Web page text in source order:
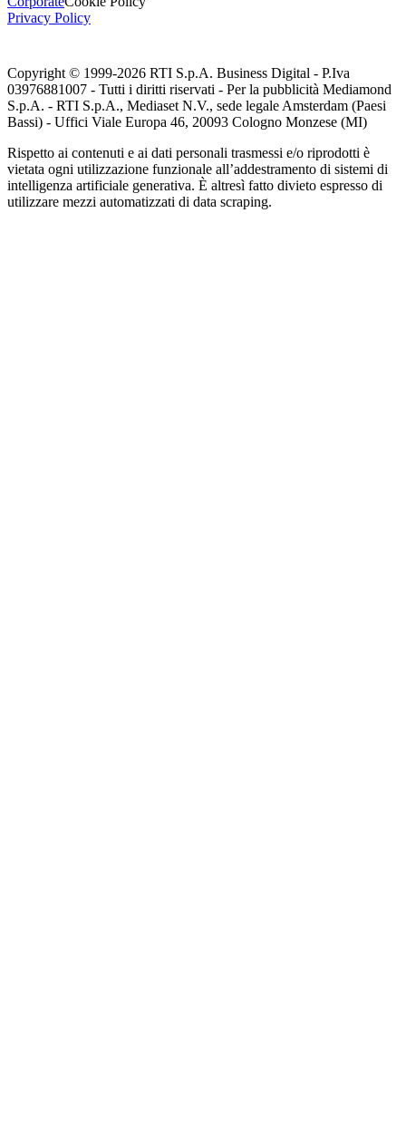
Privacy Policy
Copyright © 1999-2026 RTI S.p.A. Business Digital - P.Iva
03976881007 - Tutti i diritti riservati - Per la pubblicità Mediamond
S.p.A. - RTI S.p.A., Mediaset N.V., sede legale Amsterdam (Paesi
Bassi) - Uffici Viale Europa 46, 20093 Cologno Monzese (MI)
Rispetto ai contenuti e ai dati personali trasmessi e/o riprodotti è
vietata ogni utilizzazione funzionale all’addestramento di sistemi di
intelligenza artificiale generativa. È altresì fatto divieto espresso di
utilizzare mezzi automatizzati di data scraping.